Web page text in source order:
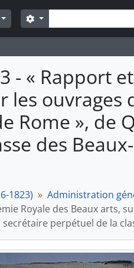
Rechercher
Search options
- « Rapport
les ouvrages
Rome »,
des
1823) Administration
Royale des Beaux arts,
perpétuel de la